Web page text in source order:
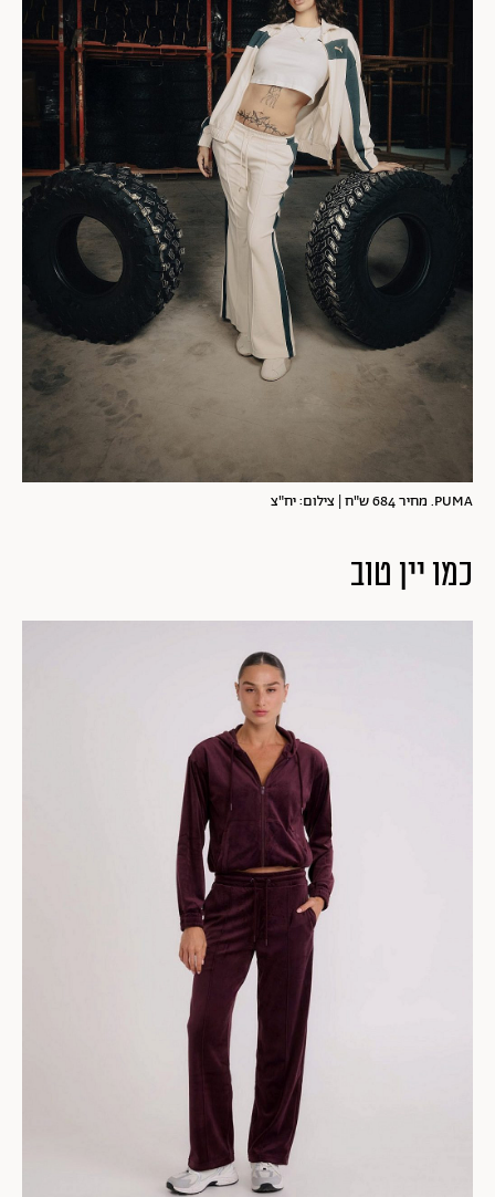
PUMA. מחיר 684 ש"ח | צילום: יח"צ
כמו יין טוב